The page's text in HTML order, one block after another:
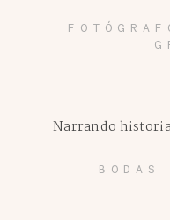
BODAS
Narrando